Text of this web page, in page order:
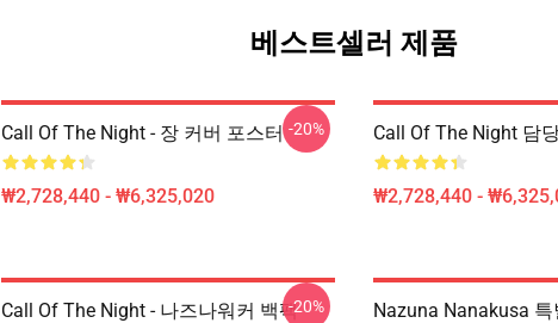
베스트셀러 제품
Call Of The Night - 장 커버 포스터
₩2,728,440 - ₩6,325,020
-20% Call Of The Night 담
₩2,728,440 -
Call Of The Night - 나즈나워커 백팩-20%
Nazuna Nanakusa